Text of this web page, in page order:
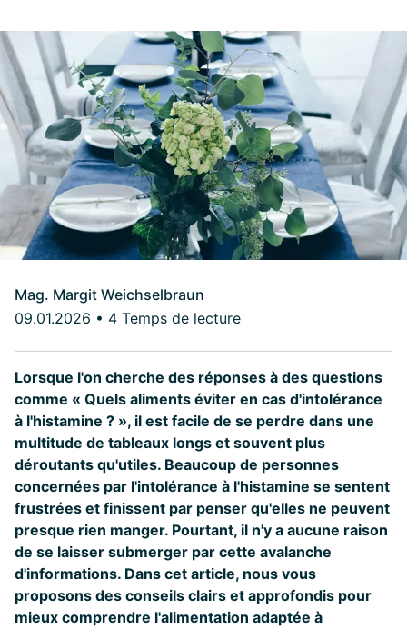
Mag. Margit Weichselbraun
09.01.2026 • 4 Temps de lecture
Lorsque l'on cherche des réponses à des questions
comme « Quels aliments éviter en cas d'intolérance
à l'histamine ? », il est facile de se perdre dans une
multitude de tableaux longs et souvent plus
déroutants qu'utiles. Beaucoup de personnes
concernées par l'intolérance à l'histamine se sentent
frustrées et finissent par penser qu'elles ne peuvent
presque rien manger. Pourtant, il n'y a aucune raison
de se laisser submerger par cette avalanche
d'informations. Dans cet article, nous vous
proposons des conseils clairs et approfondis pour
mieux comprendre l'alimentation adaptée à